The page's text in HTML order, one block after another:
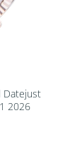
Datejust
2026